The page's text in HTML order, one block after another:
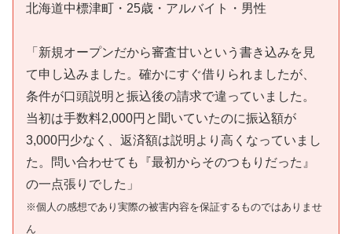
北海道中標津町・25歳・アルバイト・男性
「新規オープンだから審査甘いという書き込みを見
て申し込みました。確かにすぐ借りられましたが、
条件が口頭説明と振込後の請求で違っていました。
当初は手数料2,000円と聞いていたのに振込額が
3,000円少なく、返済額は説明より高くなっていまし
た。問い合わせても『最初からそのつもりだった』
の一点張りでした」
※個人の感想であり実際の被害内容を保証するものではありませ
ん